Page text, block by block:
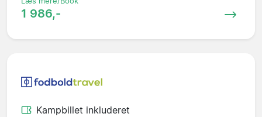
1 986,-
Kampbillet inkluderet